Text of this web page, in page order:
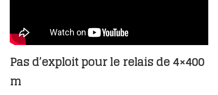
Pas d’exploit pour le relais de 4×400
m